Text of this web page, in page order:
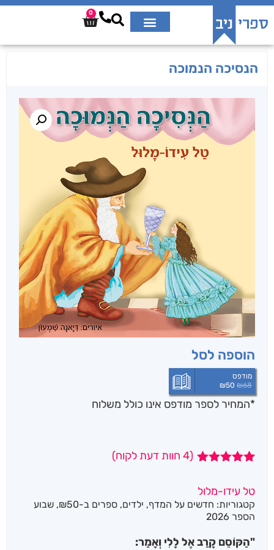
0
הנסיכה הנמוכה
הוספה לסל
מודפס
₪68
₪50
*המחיר לספר מודפס אינו כולל משלוח
מבוסס על
דירוגים של
לקוחות
(
4 חוות דעת לקוח)
טל עידו-מלול
קטגוריות: חדשים על המדף, ילדים, ספרים ב-₪50 , שבוע
הספר 2026
"הַקּוֹסֵם קָרַב אֶל לָלִי וְאָמַר: